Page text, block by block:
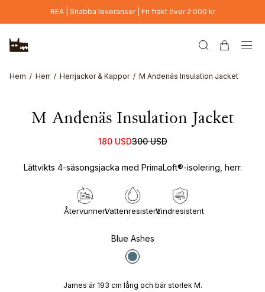
Hoppa till huvudinnehållREA | Snabba leveranser | Fri frakt över 2 000 kr
Hem Herr Herrjackor & Kappor M Andenäs Insulation Jacket
M Andenäs Insulation Jacket
180 USD300 USD
Lättvikts 4-säsongsjacka med PrimaLoft®-isolering, herr.
ÅtervunnenVattenresistentVindresistent
Blue Ashes
James är 193 cm lång och bär storlek M.